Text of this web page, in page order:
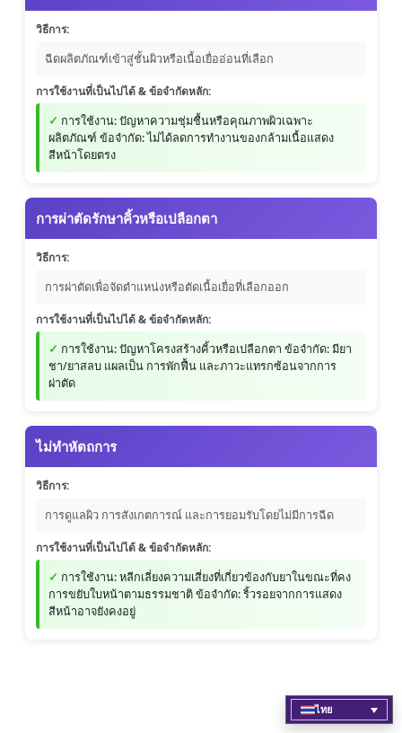
วิธีการ:
ฉีดผลิตภัณฑ์เข้าสู่ชั้นผิวหรือเนื้อเยื่ออ่อนที่เลือก
การใช้งานที่เป็นไปได้ & ข้อจำกัดหลัก:
การใช้งาน: ปัญหาความชุ่มชื้นหรือคุณภาพผิวเฉพาะ
ผลิตภัณฑ์ ข้อจำกัด: ไม่ได้ลดการทำงานของกล้ามเนื้อแสดง
สีหน้าโดยตรง
การผ่าตัดรักษาคิ้วหรือเปลือกตา
วิธีการ:
การผ่าตัดเพื่อจัดตำแหน่งหรือตัดเนื้อเยื่อที่เลือกออก
การใช้งานที่เป็นไปได้ & ข้อจำกัดหลัก:
การใช้งาน: ปัญหาโครงสร้างคิ้วหรือเปลือกตา ข้อจำกัด: มียา
ชา/ยาสลบ แผลเป็น การพักฟื้น และภาวะแทรกซ้อนจากการ
ผ่าตัด
ไม่ทำหัตถการ
วิธีการ:
การดูแลผิว การสังเกตการณ์ และการยอมรับโดยไม่มีการฉีด
การใช้งานที่เป็นไปได้ & ข้อจำกัดหลัก:
การใช้งาน: หลีกเลี่ยงความเสี่ยงที่เกี่ยวข้องกับยาในขณะที่คง
การขยับใบหน้าตามธรรมชาติ ข้อจำกัด: ริ้วรอยจากการแสดง
สีหน้าอาจยังคงอยู่
ไทย